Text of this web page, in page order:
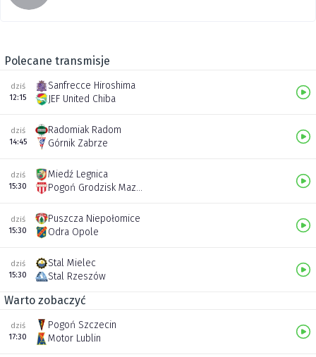
Polecane transmisje
dziś
12:15
Sanfrecce Hiroshima
JEF United Chiba
dziś
14:45
Radomiak Radom
Górnik Zabrze
dziś
15:30
Miedź Legnica
Pogoń Grodzisk Mazowiecki
dziś
15:30
Puszcza Niepołomice
Odra Opole
dziś
15:30
Stal Mielec
Stal Rzeszów
Warto zobaczyć
dziś
17:30
Pogoń Szczecin
Motor Lublin